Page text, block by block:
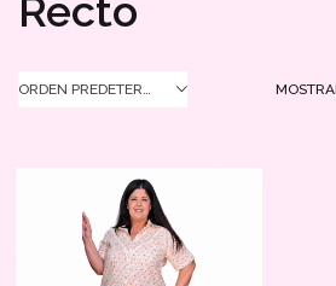
Recto
ORDEN PREDETERMINADO